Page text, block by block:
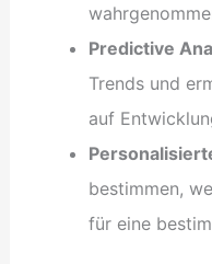
Predictive
Trends und
auf
bestimmen,
für eine